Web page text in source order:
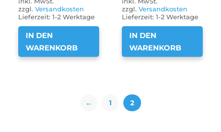
zzgl.Versandkosten
Lieferzeit:1-2 Werktage
IN DEN
WARENKORB
zzgl.Versandkosten
Lieferzeit:1-2 Werktage
IN DEN
WARENKORB
← 1 2